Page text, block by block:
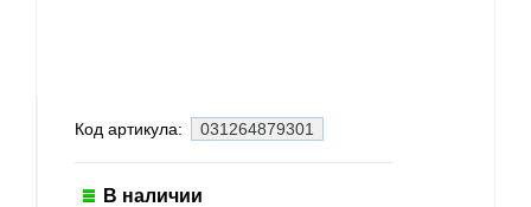
Код артикула: 031264879301
В наличии